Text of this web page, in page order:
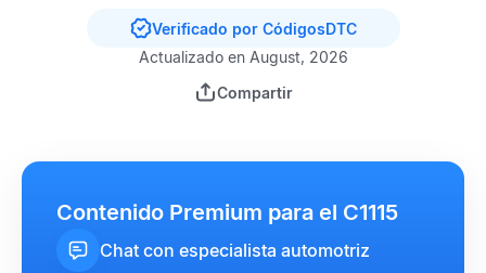
Verificado por CódigosDTC
Actualizado en August, 2026
Compartir
Contenido Premium para el C1115
Chat con especialista automotriz